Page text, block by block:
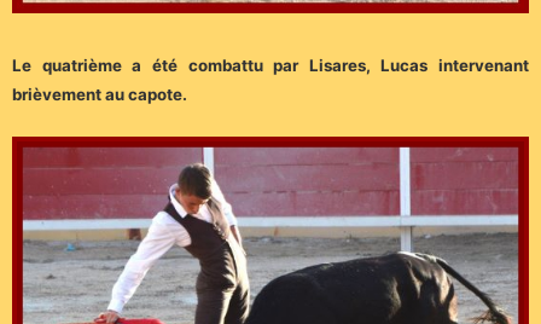
Le quatrième a été combattu par Lisares, Lucas intervenant
brièvement au capote.